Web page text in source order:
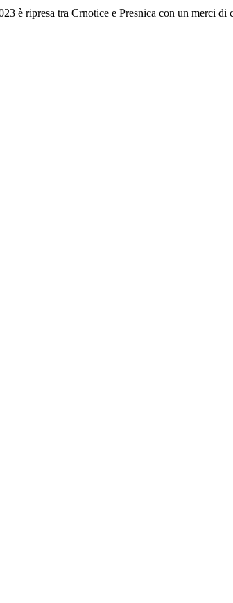
è ripresa tra Crnotice e Presnica con un merci di